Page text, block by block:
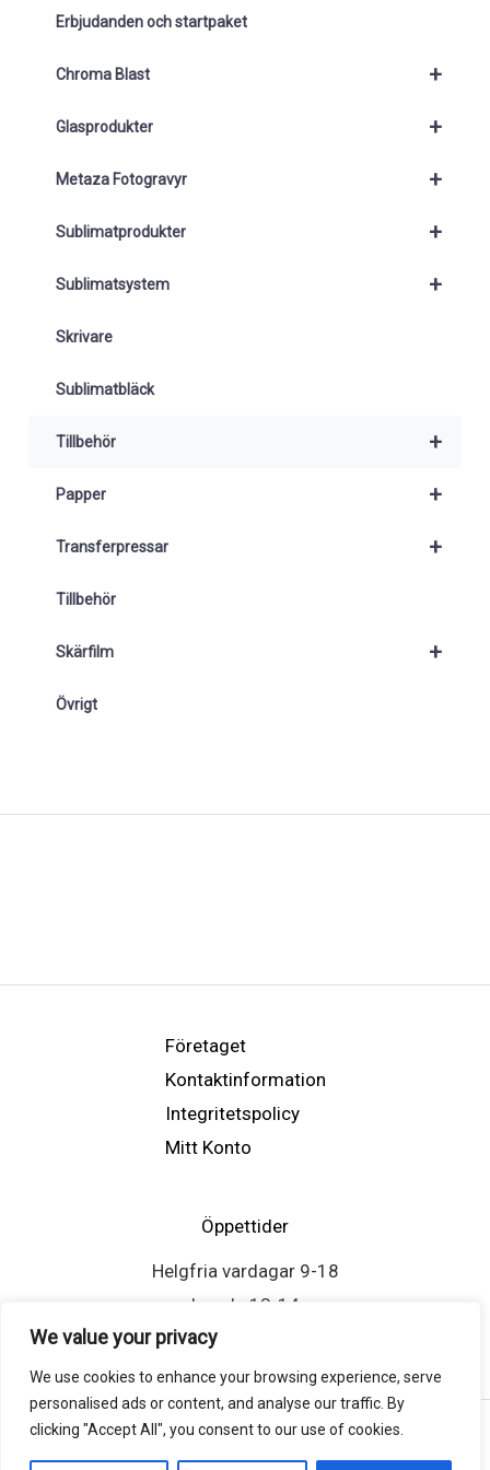
We value your privacy
We use cookies to enhance your browsing experience, serve
personalised ads or content, and analyse our traffic. By
clicking "Accept All", you consent to our use of cookies.
Erbjudanden och startpaket
+
Chroma Blast
+
Glasprodukter
+
Metaza Fotogravyr
+
Sublimatprodukter
+
Sublimatsystem
Skrivare
Sublimatbläck
+
Tillbehör
+
Papper
+
Transferpressar
Tillbehör
+
Skärfilm
Övrigt
Företaget
Kontaktinformation
Integritetspolicy
Mitt Konto
Öppettider
Helgfria vardagar 9-18
Lunch: 13-14
Copyright © 2026 Atlasscreen.se